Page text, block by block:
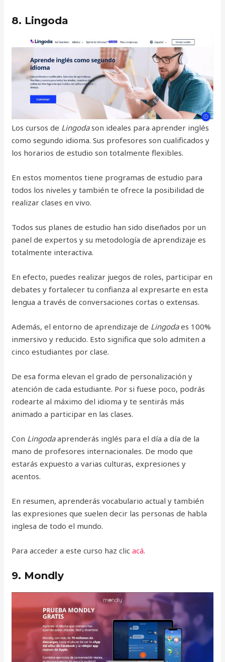
8. Lingoda
Los cursos de Lingodason ideales para aprender inglés
como segundo idioma. Sus profesores son cualificados y
los horarios de estudio son totalmente flexibles.
En estos momentos tiene programas de estudio para
todos los niveles y también te ofrece la posibilidad de
realizar clases en vivo.
Todos sus planes de estudio han sido diseñados por un
panel de expertos y su metodología de aprendizaje es
totalmente interactiva.
En efecto, puedes realizar juegos de roles, participar en
debates y fortalecer tu confianza al expresarte en esta
lengua a través de conversaciones cortas o extensas.
Además, el entorno de aprendizaje de Lingodaes 100%
inmersivo y reducido. Esto significa que solo admiten a
cinco estudiantes por clase.
De esa forma elevan el grado de personalización y
atención de cada estudiante. Por si fuese poco, podrás
rodearte al máximo del idioma y te sentirás más
animado a participar en las clases.
Con Lingodaaprenderás inglés para el día a día de la
mano de profesores internacionales. De modo que
estarás expuesto a varias culturas, expresiones y
acentos.
En resumen, aprenderás vocabulario actual y también
las expresiones que suelen decir las personas de habla
inglesa de todo el mundo.
Para acceder a este curso haz clicacá.
9. Mondly